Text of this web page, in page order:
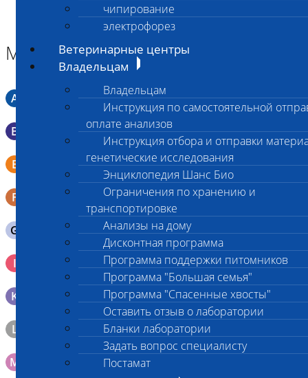
чипирование
электрофорез
Ветеринарные центры
Владельцам
Владельцам
Инструкция по самостоятельной
оплате анализов
Инструкция отбора и отправки
генетические исследования
Энциклопедия Шанс Био
Ограничения по хранению и
транспортировке
Анализы на дому
Дисконтная программа
Программа поддержки питомников
Программа "Большая семья"
Программа "Спасенные хвосты"
Оставить отзыв о лаборатории
Бланки лаборатории
Задать вопрос специалисту
Постамат
Материал
A Мазок в пробирку со средой Кери-Блера
B Мазок в пробирку со средой Эймса (Стюарта)
E
Смывы со слизистых в пробирку Эппендорфа (с
физраствором 0.5 мл)
F Кал в контейнере с ложечкой
G Содержимое желудка 10-30 мл
I
Кровь 2-3 мл. на фильтр-бумаге, высушенная для
генетических исследований
K Образец тканей в контейнере с 10% раствором формалина
L Материал берется только в лаборатории!
M Мазок на стекло